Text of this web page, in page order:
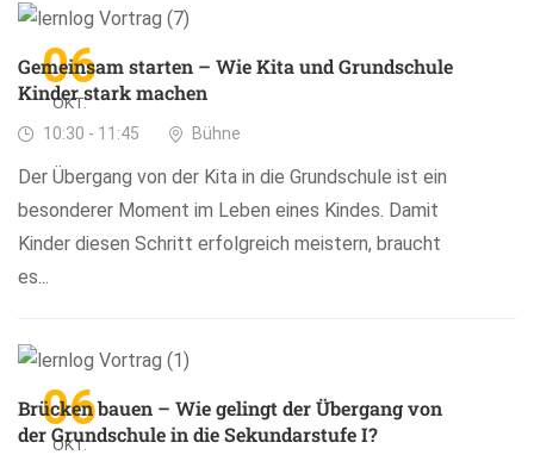
06
OKT.
Gemeinsam starten – Wie Kita und Grundschule
Kinder stark machen
10:30 - 11:45 Bühne
Der Übergang von der Kita in die Grundschule ist ein
besonderer Moment im Leben eines Kindes. Damit
Kinder diesen Schritt erfolgreich meistern, braucht
es...
06
OKT.
Brücken bauen – Wie gelingt der Übergang von
der Grundschule in die Sekundarstufe I?